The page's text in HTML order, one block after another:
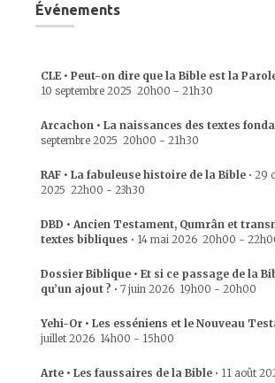
Événements
CLE • Peut-on dire que la Bible est la
10 septembre 2025 20h00 - 21h30
Arcachon • La naissances des textes
septembre 2025 20h00 - 21h30
RAF • La fabuleuse histoire de la Bible • 29
2025 22h00 - 23h30
DBD • Ancien Testament, Qumrân et
textes bibliques • 14 mai 2026 20h00 -
Dossier Biblique • Et si ce passage de la
qu’un ajout ? • 7 juin 2026 19h00 - 20h00
Yehi-Or • Les esséniens et le Nouveau
juillet 2026 14h00 - 15h00
Arte • Les faussaires de la Bible • 11 août